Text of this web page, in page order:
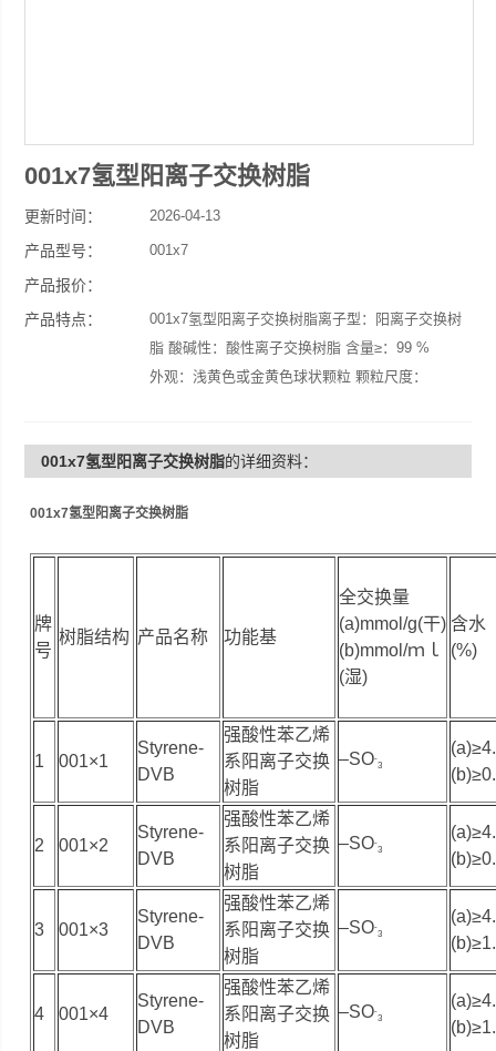
001x7氢型阳离子交换树脂
更新时间： 2026-04-13
产品型号： 001x7
产品报价：
产品特点：
001x7氢型阳离子交换树脂离子型：阳离子交换树
脂 酸碱性：酸性离子交换树脂 含量≥：99 %
外观：浅黄色或金黄色球状颗粒 颗粒尺度：
品牌：波鸿牌 型号：001x7
001x7氢型阳离子交换树脂的详细资料：
001x7氢型阳离子交换树脂
牌
号
树脂结构 产品名称 功能基
全交换量
(a)mmol/g(干)
(b)mmol/ｍｌ
(湿)
含水
(%)
1 001×1
Styrene-
DVB
强酸性苯乙烯
系阳离子交换
树脂
–SO-
3
2 001×2
Styrene-
DVB
强酸性苯乙烯
系阳离子交换
树脂
–SO-
3
3 001×3
Styrene-
DVB
强酸性苯乙烯
系阳离子交换
树脂
–SO-
3
4 001×4
Styrene-
DVB
强酸性苯乙烯
系阳离子交换
树脂
–SO-
3